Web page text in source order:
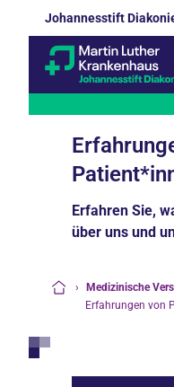
Johannesstift
Erfahren Sie,
über uns und
› Medizinische
Erfahrungen von